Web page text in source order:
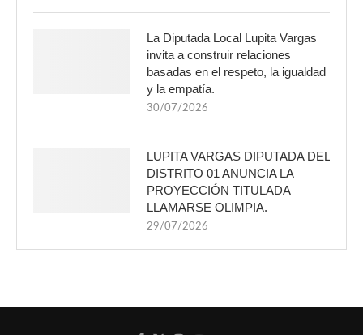
La Diputada Local Lupita Vargas
invita a construir relaciones
basadas en el respeto, la igualdad
y la empatía.
30/07/2026
LUPITA VARGAS DIPUTADA DEL
DISTRITO 01 ANUNCIA LA
PROYECCIÓN TITULADA
LLAMARSE OLIMPIA.
29/07/2026